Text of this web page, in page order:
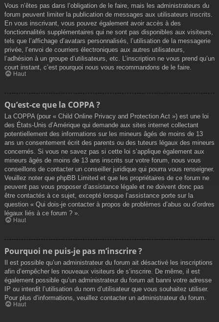
Vous n’êtes pas dans l’obligation de le faire, mais les administrateurs du
forum peuvent limiter la publication de messages aux utilisateurs inscrits.
En vous inscrivant, vous pouvez également avoir accès à des
fonctionnalités supplémentaires qui ne sont pas disponibles aux visiteurs,
tels que l’affichage d’avatars personnalisés, l’utilisation de la messagerie
privée, l’envoi de courriers électroniques aux autres utilisateurs,
l’adhésion à un groupe d’utilisateurs, etc. L’inscription ne vous prend qu’un
court instant, c’est pourquoi nous vous recommandons de le faire.
Haut
Qu’est-ce que la COPPA ?
La COPPA (pour « Child Online Privacy and Protection Act ») est une loi
des États-Unis d’Amérique qui demande aux sites internet collectant
potentiellement des informations sur les mineurs âgés de moins de 13
ans un consentement écrit des parents ou des tuteurs légaux des mineurs
concernés. Si vous ne savez pas si cette loi s’applique également aux
mineurs âgés de moins de 13 ans inscrits sur votre forum, nous vous
conseillons de contacter un conseiller juridique qui pourra vous renseigner.
Veuillez noter que phpBB Limited et que les propriétaires de ce forum ne
peuvent pas vous proposer d’assistance légale et ne doivent donc pas
être contactés à ce sujet, excepté lorsque l’assistance porte sur la
question « Qui dois-je contacter à propos de problèmes d’abus ou d’ordres
légaux liés à ce forum ? ».
Haut
Pourquoi ne puis-je pas m’inscrire ?
Il est possible qu’un administrateur du forum ait désactivé les inscriptions
afin d’empêcher les nouveaux visiteurs de s’inscrire. De même, il est
également possible qu’un administrateur du forum ait banni votre adresse
IP ou interdit l’utilisation du nom d’utilisateur que vous souhaitez utiliser.
Pour plus d’informations, veuillez contacter un administrateur du forum.
Haut